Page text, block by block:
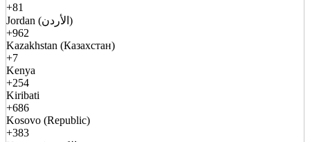
+81
Jordan (الأردن)
+962
Kazakhstan (Казахстан)
+7
Kenya
+254
Kiribati
+686
Kosovo (Republic)
+383